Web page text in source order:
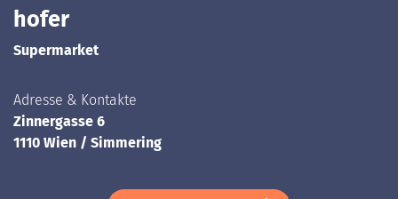
hofer
Supermarket
Adresse & Kontakte
Zinnergasse 6
1110 Wien / Simmering